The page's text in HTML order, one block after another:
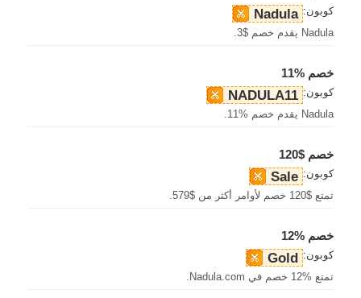
كوبون: Nadula
Nadula يقدم خصم $3.
خصم %11
كوبون: NADULA11
Nadula يقدم خصم %11.
خصم $120
كوبون: Sale
تمتع $120 خصم لأوامر أكثر من $579.
خصم %12
كوبون: Gold
تمتع %12 خصم في Nadula.com.